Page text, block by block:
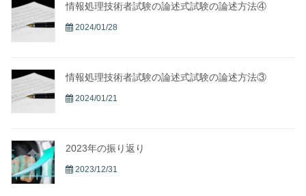
情報処理技術者試験の論述式試験の論述方法④
2024/01/28
情報処理技術者試験の論述式試験の論述方法③
2024/01/21
2023年の振り返り
2023/12/31